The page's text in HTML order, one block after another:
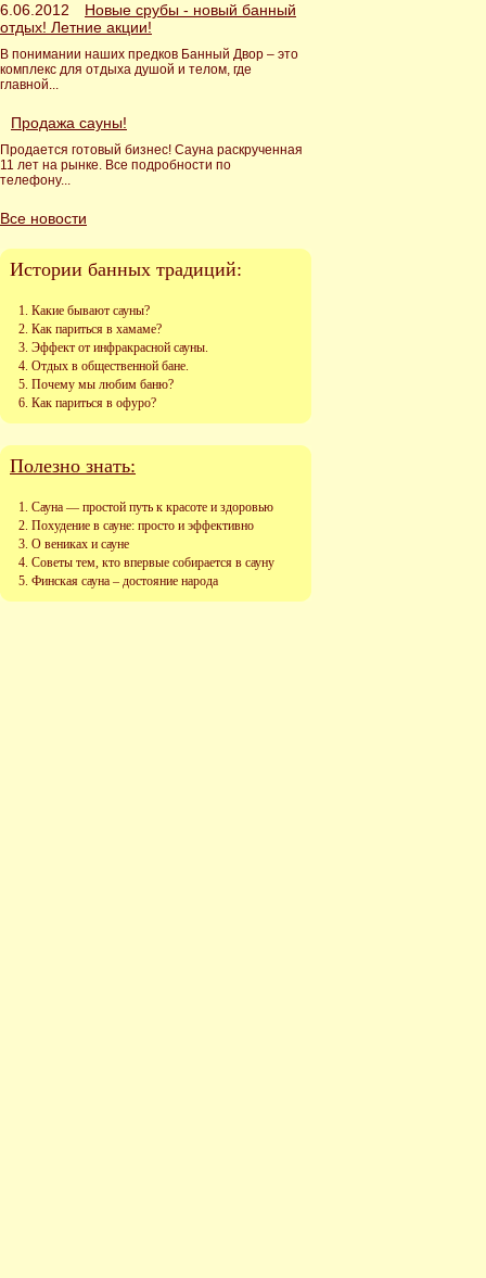
6.06.2012
Новые срубы - новый банный
отдых! Летние акции!
В понимании наших предков Банный Двор – это
комплекс для отдыха душой и телом, где
главной...
Продажа сауны!
Продается готовый бизнес! Сауна раскрученная
11 лет на рынке. Все подробности по
телефону...
Все новости
Истории банных традиций:
Какие бывают сауны?
Как париться в хамаме?
Эффект от инфракрасной сауны.
Отдых в общественной бане.
Почему мы любим баню?
Как париться в офуро?
Полезно знать:
Сауна — простой путь к красоте и здоровью
Похудение в сауне: просто и эффективно
О вениках и сауне
Советы тем, кто впервые собирается в сауну
Финская сауна – достояние народа